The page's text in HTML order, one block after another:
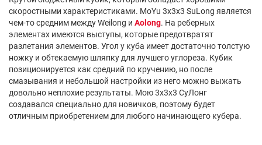
скоростными характеристиками. MoYu 3x3x3 SuLong является
чем-то средним между Weilong и Aolong. На реберных
элементах имеются выступы, которые предотвратят
разлетания элементов. Угол у куба имеет достаточно толстую
ножку и обтекаемую шляпку для лучшего углореза. Кубик
позиционируется как средний по кручению, но после
смазывания и небольшой настройки из него можно выжать
довольно неплохие результаты. Мою 3х3х3 СуЛонг
создавался специально для новичков, поэтому будет
отличным приобретением для любого начинающего кубера.